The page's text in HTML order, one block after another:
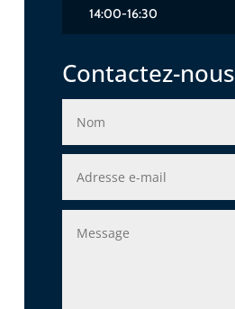
14:00-16:30
Contactez-nous